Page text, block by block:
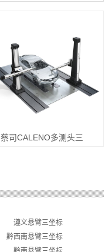
蔡司CALENO多测头三
遵义悬臂三坐标
黔西南悬臂三坐标